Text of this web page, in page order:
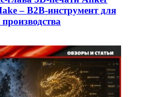
– B2B-инструмент для